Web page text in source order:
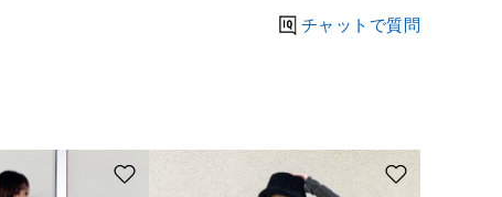
チャットで質問